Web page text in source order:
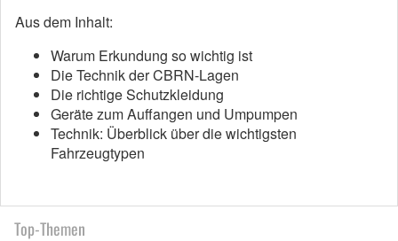
Aus dem Inhalt:
Warum Erkundung so wichtig ist
Die Technik der CBRN-Lagen
Die richtige Schutzkleidung
Geräte zum Auffangen und Umpumpen
Technik: Überblick über die wichtigsten
Fahrzeugtypen
Top-Themen